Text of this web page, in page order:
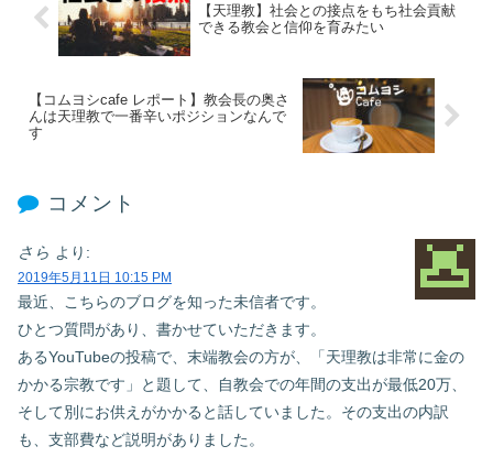
【天理教】社会との接点をもち社会貢献
できる教会と信仰を育みたい
【コムヨシcafe レポート】教会長の奥さ
んは天理教で一番辛いポジションなんで
す
コメント
さら より:
2019年5月11日 10:15 PM
最近、こちらのブログを知った未信者です。
ひとつ質問があり、書かせていただきます。
あるYouTubeの投稿で、末端教会の方が、「天理教は非常に金の
かかる宗教です」と題して、自教会での年間の支出が最低20万、
そして別にお供えがかかると話していました。その支出の内訳
も、支部費など説明がありました。